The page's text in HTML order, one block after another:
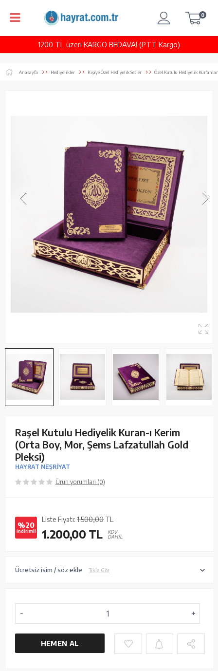
1200 TL üzeri KARGO BEDAVA! (PTT Kargo)
0
Anasayfa Hediyelikler Kişiye Özel Hediyelik Setler Özel Kutulu Hediyelik Kur’anlar
Raşel Kutulu Hediyelik Kuran-ı Kerim
(Orta Boy, Mor, Şems Lafzatullah Gold
Pleksi)
HAYRAT NEŞRİYAT
Ürün yorumları (0)
%20
indirimli
Liste Fiyatı: 1.500,00 TL
1.200,00 TL
KDV
DAHİL
Ücretsiz isim / söz ekle Tıkla Gör
HEMEN AL